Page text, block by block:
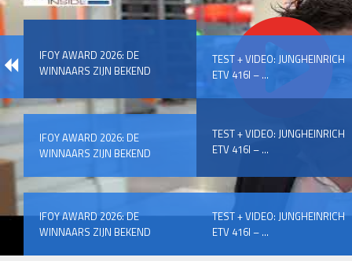
IFOY AWARD 2026: DE
WINNAARS ZIJN BEKEND
TEST + VIDEO: JUNGHEINRICH
ETV 416I – ...
IFOY AWARD 2026: DE
WINNAARS ZIJN BEKEND
TEST + VIDEO: JUNGHEINRICH
ETV 416I – ...
IFOY AWARD 2026: DE
WINNAARS ZIJN BEKEND
TEST + VIDEO: JUNGHEINRICH
ETV 416I – ...